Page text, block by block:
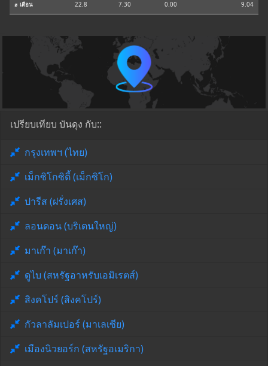
⌀ เดือน 22.8 7.30 0.00 9.04
เปรียบเทียบ บันดุง กับ::
กรุงเทพฯ (ไทย)
เม็กซิโกซิตี้ (เม็กซิโก)
ปารีส (ฝรั่งเศส)
ลอนดอน (บริเตนใหญ่)
มาเก๊า (มาเก๊า)
ดูไบ (สหรัฐอาหรับเอมิเรตส์)
สิงคโปร์ (สิงคโปร์)
กัวลาลัมเปอร์ (มาเลเซีย)
เมืองนิวยอร์ก (สหรัฐอเมริกา)